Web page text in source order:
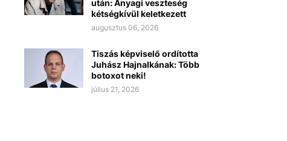
után: Anyagi veszteség
kétségkívül keletkezett
augusztus 06, 2026
Tiszás képviselő ordította
Juhász Hajnalkának: Több
botoxot neki!
július 21, 2026